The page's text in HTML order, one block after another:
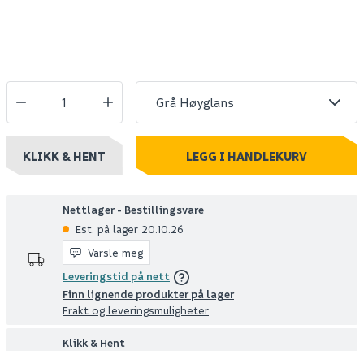
KLIKK & HENT LEGG I HANDLEKURV
Nettlager - Bestillingsvare
Est. på lager 20.10.26
Varsle meg
Leveringstid på nett
Finn lignende produkter på lager
Frakt og leveringsmuligheter
Klikk & Hent